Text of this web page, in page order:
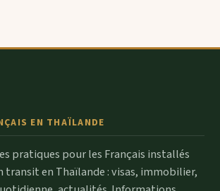
EN THAÏLANDE
pratiques pour les Français installés
transit en Thaïlande : visas, immobilier,